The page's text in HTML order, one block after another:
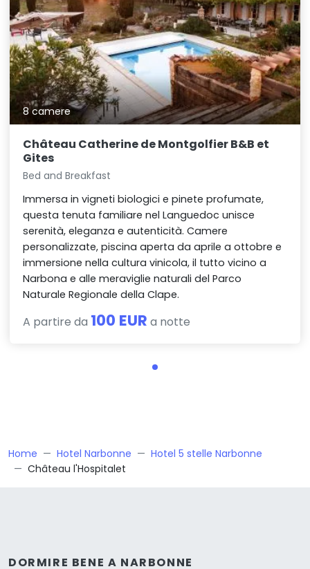
8 camere
Château Catherine de Montgolfier B&B et
Gites
Bed and Breakfast
Immersa in vigneti biologici e pinete profumate,
questa tenuta familiare nel Languedoc unisce
serenità, eleganza e autenticità. Camere
personalizzate, piscina aperta da aprile a ottobre e
immersione nella cultura vinicola, il tutto vicino a
Narbona e alle meraviglie naturali del Parco
Naturale Regionale della Clape.
A partire da 100 EUR a notte
Home Hotel Narbonne
Hotel 5 stelle Narbonne
Château l'Hospitalet
DORMIRE BENE A NARBONNE